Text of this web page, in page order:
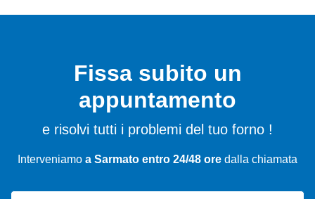
Fissa subito un
appuntamento
e risolvi tutti i problemi del tuo forno !
Interveniamo a Sarmato entro 24/48 ore dalla chiamata